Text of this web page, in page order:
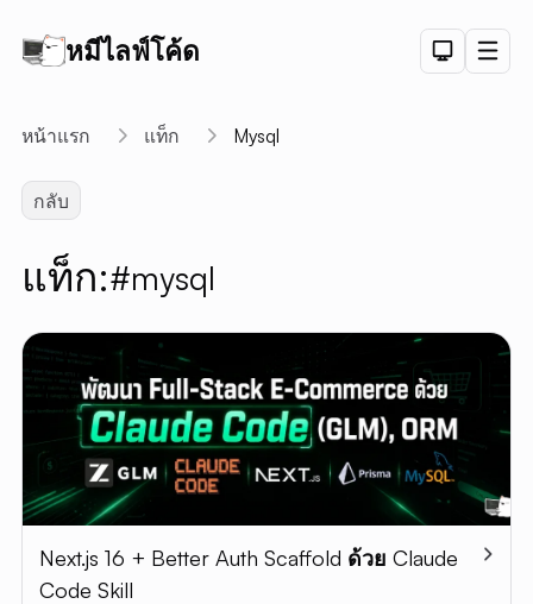
หมีไลฟ์โค้ด
DEMO
PET
CHART
DEMO
ลิงค์สั้น
บทค
Dark
หน้าแรก แท็ก Mysql
กลับ
แท็ก:#mysql
Next.js 16 + Better Auth Scaffold ด้วย Claude
Code Skill